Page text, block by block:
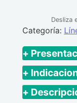
Desliza
Categoría:
+
Caja x 3
Prospecto.
+
Convertal
de la
+